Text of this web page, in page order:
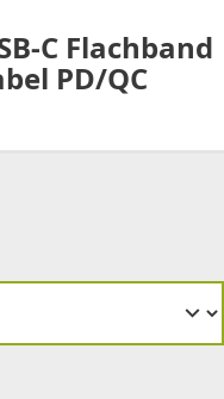
C Flachband
PD/QC